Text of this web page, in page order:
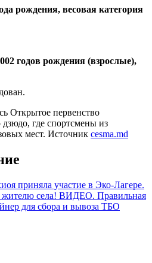
рождения, весовая категория
годов рождения (взрослые),
Открытое первенство
где спортсмены из
мест. Источник cesma.md
приняла участие в Эко-Лагере.
села! ВИДЕО. Правильная
для сбора и вывоза ТБО